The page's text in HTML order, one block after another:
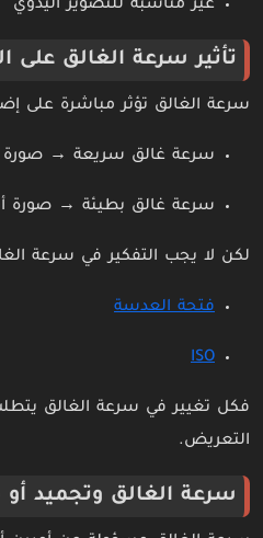
غير مناسبة للتصوير اليدوي
تأثير سرعة الغالق على
سرعة الغالق تؤثر مباشرة على
سرعة غالق سريعة → صورة
سرعة غالق بطيئة → صورة
لكن لا يجب التفكير في سرعة
فتحة العدسة
ISO
فكل تغيير في سرعة الغالق
التعريض.
سرعة الغالق وتجميد